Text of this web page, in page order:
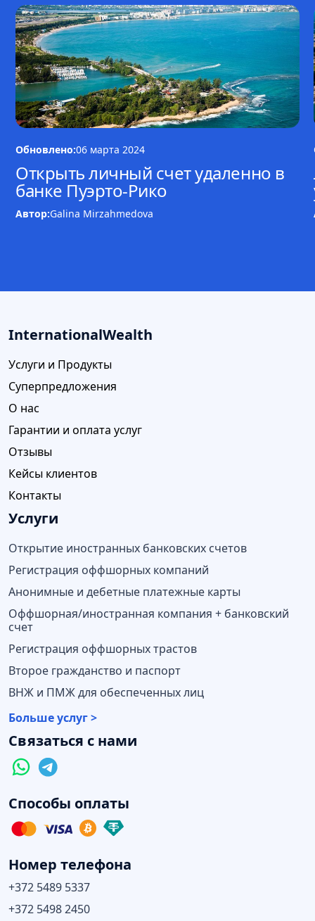
Обновлено:06 марта 2024
Открыть личный счет удаленно в
банке Пуэрто-Рико
Автор:Galina Mirzahmedova
InternationalWealth
Услуги и Продукты
Суперпредложения
О нас
Гарантии и оплата услуг
Отзывы
Кейсы клиентов
Контакты
Услуги
Открытие иностранных банковских счетов
Регистрация оффшорных компаний
Анонимные и дебетные платежные карты
Оффшорная/иностранная компания + банковский
счет
Регистрация оффшорных трастов
Второе гражданство и паспорт
ВНЖ и ПМЖ для обеспеченных лиц
Больше услуг >
Связаться с нами
Способы оплаты
Номер телефона
+372 5489 5337
+372 5498 2450